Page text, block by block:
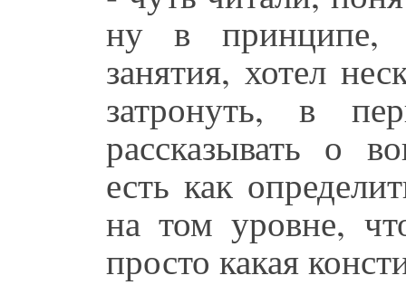
ну в принципе,
занятия, хотел
затронуть, в
рассказывать о
есть как
на том уровне,
просто какая